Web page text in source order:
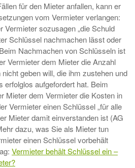
für den Mieter anfallen, kann er
vom Vermieter verlangen:
Vermieter sozusagen „die Schuld
Schlüssel nachmachen lässt oder
Nachmachen von Schlüsseln ist
Vermieter dem Mieter die Anzahl
geben will, die ihm zustehen und
erfolglos aufgefordert hat. Beim
Mieter dem Vermieter die Kosten in
Vermieter einen Schlüssel „für alle
Mieter damit einverstanden ist (AG
dazu, was Sie als Mieter tun
einen Schlüssel vorbehält
Vermieter behält Schlüssel ein –